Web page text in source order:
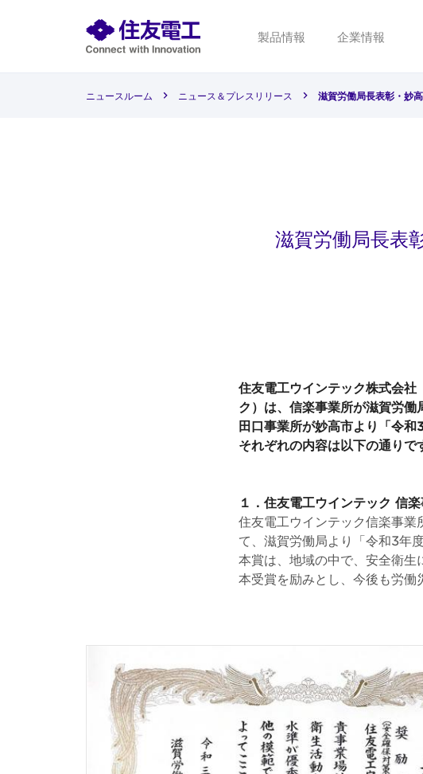
製品情報 企業情報
ニュースルーム ニュース＆プレスリリース 滋賀労働局長表彰・妙
滋賀労働局長表
住友電工ウインテック株式会
ク）は、信楽事業所が滋賀労
田口事業所が妙高市より「令
それぞれの内容は以下の通りで
１．住友電工ウインテック 信
住友電工ウインテック信楽事
て、滋賀労働局より「令和3年
本賞は、地域の中で、安全衛生
本受賞を励みとし、今後も労働